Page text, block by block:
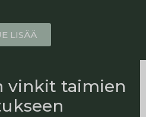
LISÄÄ
vinkit taimien